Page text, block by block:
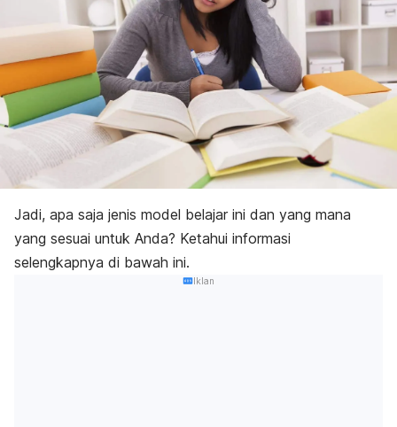
Jadi, apa saja jenis model belajar ini dan yang mana
yang sesuai untuk Anda? Ketahui informasi
selengkapnya di bawah ini.
Iklan